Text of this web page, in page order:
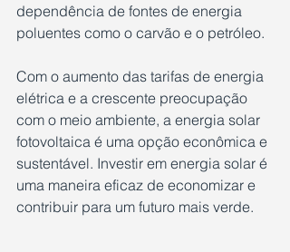
dependência de fontes de energia
poluentes como o carvão e o petróleo.
Com o aumento das tarifas de energia
elétrica e a crescente preocupação
com o meio ambiente, a energia solar
fotovoltaica é uma opção econômica e
sustentável. Investir em energia solar é
uma maneira eficaz de economizar e
contribuir para um futuro mais verde.